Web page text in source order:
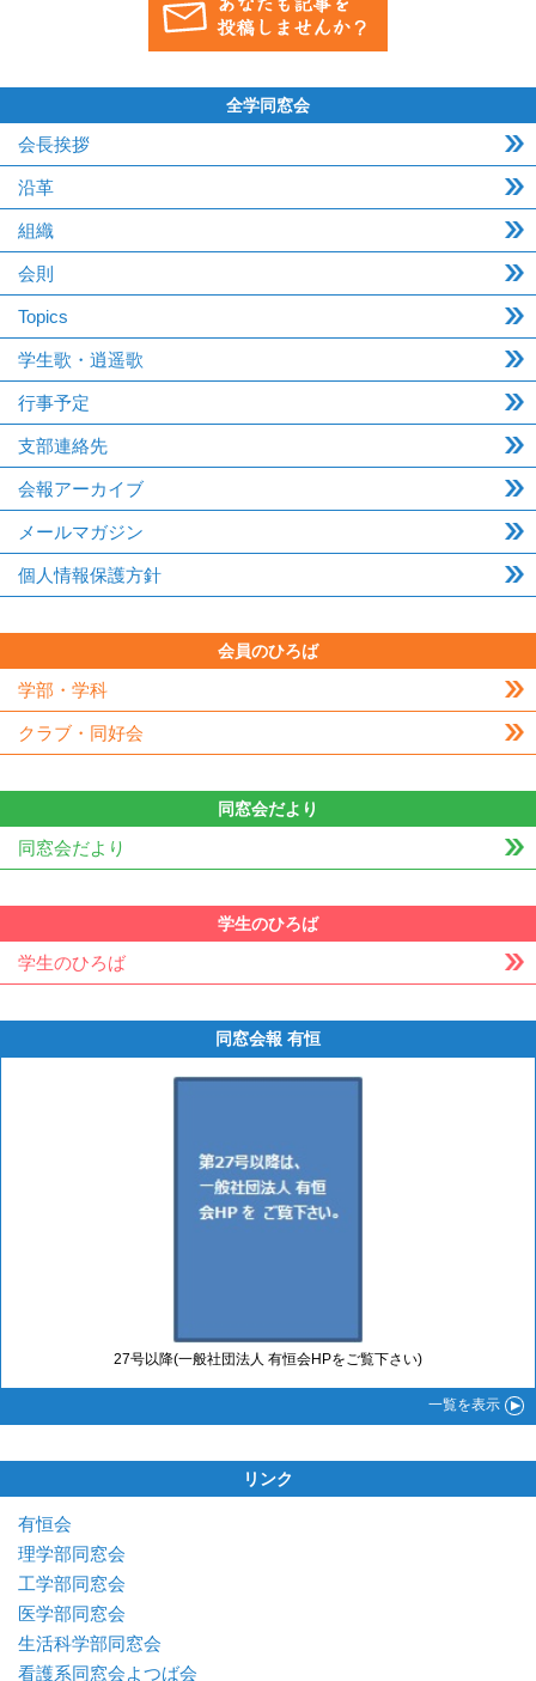
全学同窓会
会長挨拶
沿革
組織
会則
Topics
学生歌・逍遥歌
行事予定
支部連絡先
会報アーカイブ
メールマガジン
個人情報保護方針
会員のひろば
学部・学科
クラブ・同好会
同窓会だより
同窓会だより
学生のひろば
学生のひろば
同窓会報 有恒
27号以降(一般社団法人 有恒会HPをご覧下さい)
一覧を表示
リンク
有恒会
理学部同窓会
工学部同窓会
医学部同窓会
生活科学部同窓会
看護系同窓会よつば会